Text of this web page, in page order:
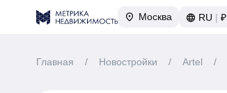
Москва RU | ₽
Главная / Новостройки / Artel /